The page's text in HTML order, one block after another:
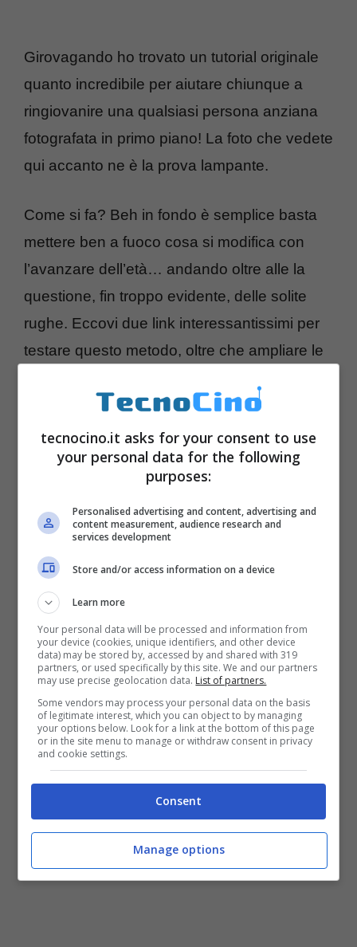
Girovagando ho trovato un tutorial originale
quanto incredibile per aiutare chiunque a
ringiovanire una qualsiasi persona anziana
fotografata in primo piano! La foto che vedete
qui accanto ne è la prova lampante.
Come si fa? Beh in fondo è semplice basta
mettere ben a fuoco cosa si modifica con
l’avanzare dell’età… andando oltre alle la
questione, fin troppo evidente, delle solite
rughe. Eccovi due link interessantissimi per
testare questo metodo, oltre che ampliare le
Tutorial originale – in Inglese:Fountain
of youth
Digital Lifting per tutti
tecnocino.it asks for your consent to use
your personal data for the following
purposes:
Personalised advertising and content, advertising and
content measurement, audience research and
services development
Store and/or access information on a device
Learn more
Your personal data will be processed and information from
your device (cookies, unique identifiers, and other device
data) may be stored by, accessed by and shared with 319
partners, or used specifically by this site. We and our partners
may use precise geolocation data. List of partners.
Some vendors may process your personal data on the basis
of legitimate interest, which you can object to by managing
your options below. Look for a link at the bottom of this page
or in the site menu to manage or withdraw consent in privacy
and cookie settings.
Consent
Manage options